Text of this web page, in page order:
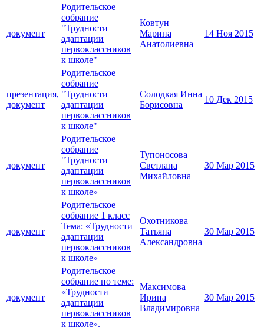
документ
Родительское
собрание
"Трудности
адаптации
первоклассников
к школе"
Ковтун
Марина
Анатолиевна
14 Ноя 2015
презентация,
документ
Родительское
собрание
"Трудности
адаптации
первоклассников
к школе"
Солодкая Инна
Борисовна
10 Дек 2015
документ
Родительское
собрание
"Трудности
адаптации
первоклассников
к школе»
Тупоносова
Светлана
Михайловна
30 Мар 2015
документ
Родительское
собрание 1 класс
Тема: «Трудности
адаптации
первоклассников
к школе»
Охотникова
Татьяна
Александровна
30 Мар 2015
документ
Родительское
собрание по теме:
«Трудности
адаптации
первоклассников
к школе».
Максимова
Ирина
Владимировна
30 Мар 2015